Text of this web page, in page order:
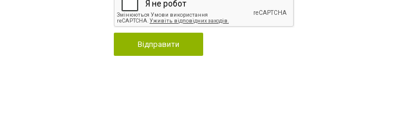
Відправити